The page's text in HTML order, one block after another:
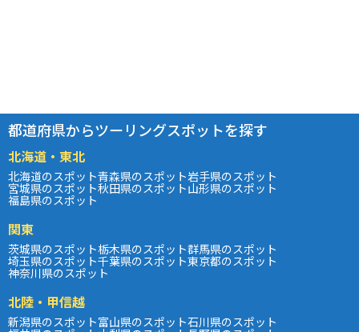
都道府県からツーリングスポットを探す
北海道・東北
北海道のスポット青森県のスポット岩手県のスポット
宮城県のスポット秋田県のスポット山形県のスポット
福島県のスポット
関東
茨城県のスポット栃木県のスポット群馬県のスポット
埼玉県のスポット千葉県のスポット東京都のスポット
神奈川県のスポット
北陸・甲信越
新潟県のスポット富山県のスポット石川県のスポット